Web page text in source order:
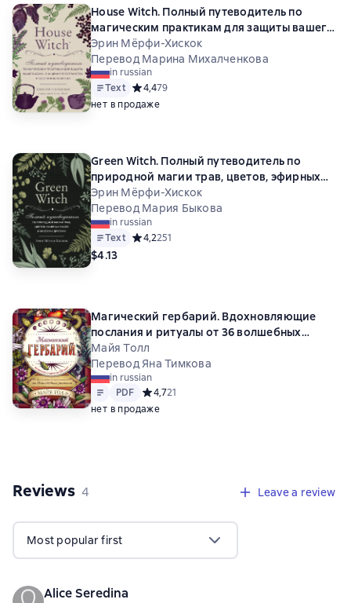
House Witch. Полный путеводитель по
магическим практикам для защиты вашего
дома, очищения пространства и
восстановления сил
Эрин Мёрфи-Хискок
Перевод Марина Михалченкова
in russian
Text Средний рейтинг 4,4 на основе 79 оценок
4,479
нет в продаже
Green Witch. Полный путеводитель по
природной магии трав, цветов, эфирных
масел и многому другому
Эрин Мёрфи-Хискок
Перевод Мария Быкова
in russian
Text Средний рейтинг 4,2 на основе 251 оценок
4,2251
$4.13
Магический гербарий. Вдохновляющие
послания и ритуалы от 36 волшебных
растений
Майя Толл
Перевод Яна Тимкова
in russian
Text
PDF
PDF Средний рейтинг 4,7 на основе 21 оценок
4,721
нет в продаже
Reviews 4 reviews
4 Leave a review
Most popular first
Alice Seredina